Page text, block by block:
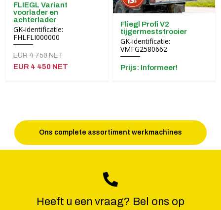
FLIEGL Variant
voorlader en
achterlader
GK-identificatie:
FHLFLI000000
EUR 4 750 NET
EUR 4 450 NET
Fliegl Profi V2
tijgermeststrooier
GK-identificatie:
VMFG2580662
Prijs: Informeer!
Ons complete assortiment werkmachines
Heeft u een vraag? Bel ons op